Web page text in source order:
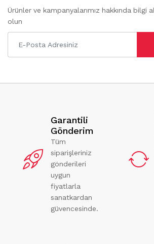
Ürünler ve kampanyalarımız hakkında bilgi
olun
Garantili
Gönderim
Tüm
siparişleriniz
gönderileri
uygun
fiyatlarla
sanatkardan
güvencesinde.